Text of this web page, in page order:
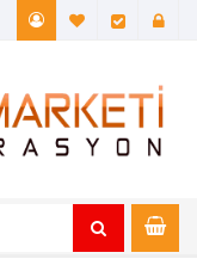
A. Listem